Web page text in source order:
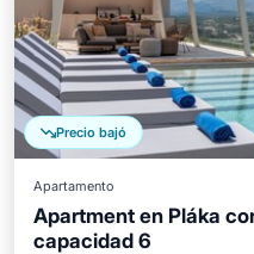
Precio bajó
Apartamento
Apartment en Pláka
capacidad 6